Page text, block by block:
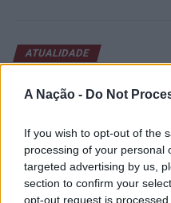
A Nação - Do Not
If you wish to opt-out of the
processing of your personal
targeted advertising by us,
section to confirm your
opt-out request is
início de uma competição
concelho no centro do
como Casper Ruud
Fokina (Espanha) e
apresentou um quadro
liderado pelo russo
ATUALIDADE
Castelo Branco:
Internacional
promete
património e
“motores de